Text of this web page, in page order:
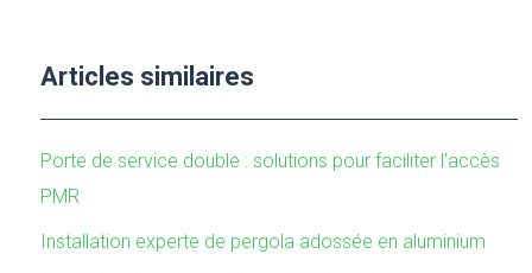
Articles similaires
Porte de service double : solutions pour faciliter l’accès
PMR
Installation experte de pergola adossée en aluminium